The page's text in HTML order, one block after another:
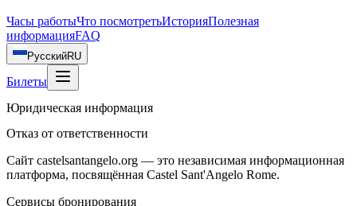
Часы работыЧто посмотретьИсторияПолезная
информацияFAQ
РусскийRU
Билеты
Юридическая информация
Отказ от ответственности
Сайт castelsantangelo.org — это независимая информационная
платформа, посвящённая Castel Sant'Angelo Rome.
Сервисы бронирования